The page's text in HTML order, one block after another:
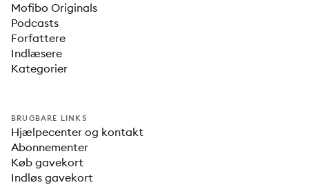
Mofibo Originals
Podcasts
Forfattere
Indlæsere
Kategorier
BRUGBARE LINKS
Hjælpecenter og kontakt
Abonnementer
Køb gavekort
Indløs gavekort